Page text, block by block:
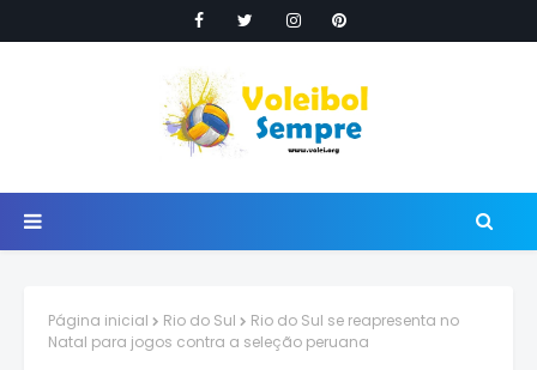
Página inicial Rio do Sul
Rio do Sul se reapresenta no
Natal para jogos contra a seleção peruana